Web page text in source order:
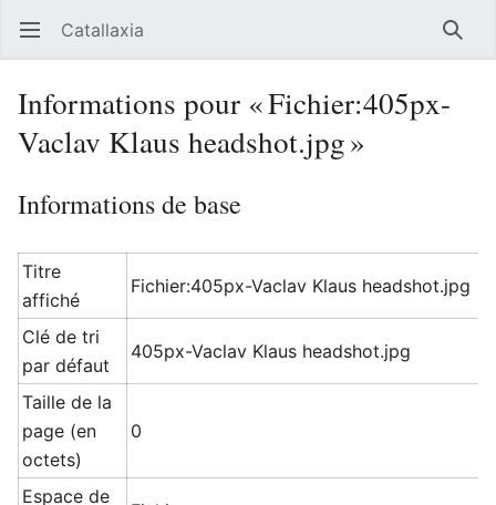
Ouvrir le menu principal Catallaxia
Informations pour « Fichier:405px-
Vaclav Klaus headshot.jpg »
Informations de base
Titre
affiché
Fichier:405px-Vaclav Klaus headshot.jpg
Clé de tri
par défaut
405px-Vaclav Klaus headshot.jpg
Taille de la
page (en
octets)
0
Espace de